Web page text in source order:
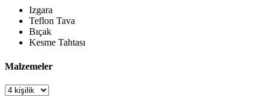
Izgara
Teflon Tava
Bıçak
Kesme Tahtası
Malzemeler